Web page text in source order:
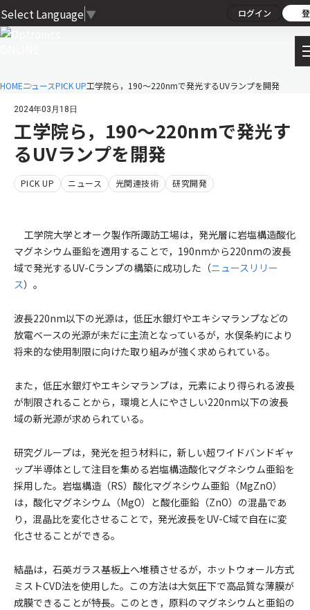
Select Language ▼ ログイン
HOMEニュースPICK UP工学院ら，190～220nmで発光するUVランプを開発
2024年03月18日
工学院ら，190～220nmで発光す
るUVランプを開発
PICK UP ニュース 光関連技術 研究開発
工学院大学とオーク製作所諏訪工場は，発光層に岩塩構造酸化
マグネシウム亜鉛を適用することで，190nmから220nmの波長
域で発光するUV-Cランプの構築に成功した（ニュースリリー
ス）。
波長220nm以下の光源は，低圧水銀灯やエキシマランプなどの
放電ベースの光源が未だに主流となっているが，水俣条約により
将来的な使用制限に向けた取り組みが強く求められている。
また，低圧水銀灯やエキシマランプは，元素により得られる波長
が制限されることから，環境と人にやさしい220nm以下の波長
域の新光源が求められている。
研究グループは，発光を担う材料に，新しい超ワイドバンドギャ
ップ半導体として注目を集める岩塩構造酸化マグネシウム亜鉛を
採用した。岩塩構造（RS）酸化マグネシウム亜鉛（MgZnO）
は，酸化マグネシウム（MgO）と酸化亜鉛（ZnO）の混晶であ
り，混晶比を変化させることで，発光波長をUV-C域で自在に変
化させることができる。
結晶は，石英ガラス基板上へ堆積させるが，ホットウォール方式
ミストCVD法を使用した。この方法は大気圧下で高品質な薄膜が
成膜できることが特長。このとき，原料のマグネシウムと亜鉛の